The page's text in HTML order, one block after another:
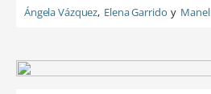
Ángela Vázquez Elena Garrido